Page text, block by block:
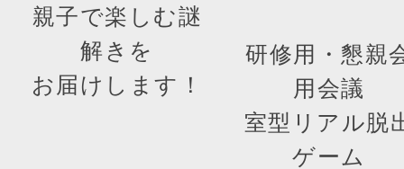
親子で楽しむ謎
解きを
お届けします！
研修用・懇親
用会議
室型リアル脱
ゲーム